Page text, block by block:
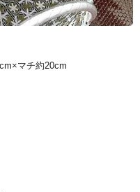
マチ約20cm